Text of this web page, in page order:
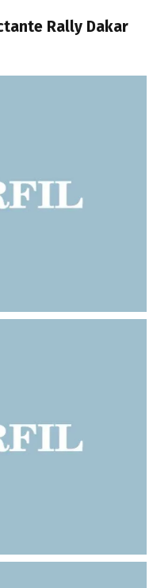
Rally Dakar